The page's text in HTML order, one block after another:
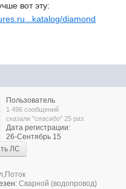
вот эту:
diamond
Пользователь
1 496 сообщений
сказали "спасибо" 25 раз
Дата регистрации:
26-Сентябрь 15
ЛС
Сварной (водопровод)